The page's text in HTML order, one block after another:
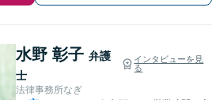
水野 彰子 弁護
士
インタビューを見
る
法律事務所なぎ